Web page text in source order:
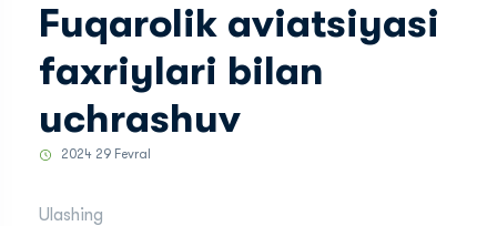
Fuqarolik aviatsiyasi
faxriylari bilan
uchrashuv
2024 29 Fevral
Ulashing